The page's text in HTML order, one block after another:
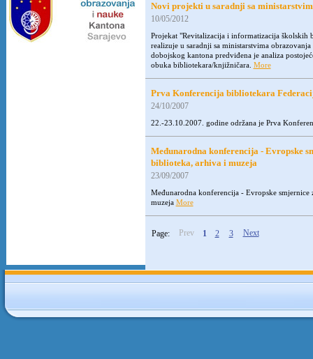
Novi projekti u saradnji sa
10/05/2012
Projekat "Revitalizacija i informatizacija
realizuje u saradnji sa ministarstvima
dobojskog kantona predviđena je analiza
obuka bibliotekara/knjižničara. More
Prva Konferencija bibliotekara
24/10/2007
22.-23.10.2007. godine održana je Prva
Međunarodna konferencija - Evropske
biblioteka, arhiva i muzeja
23/09/2007
Međunarodna konferencija - Evropske
muzeja More
Page: Prev 1 2 3 Next